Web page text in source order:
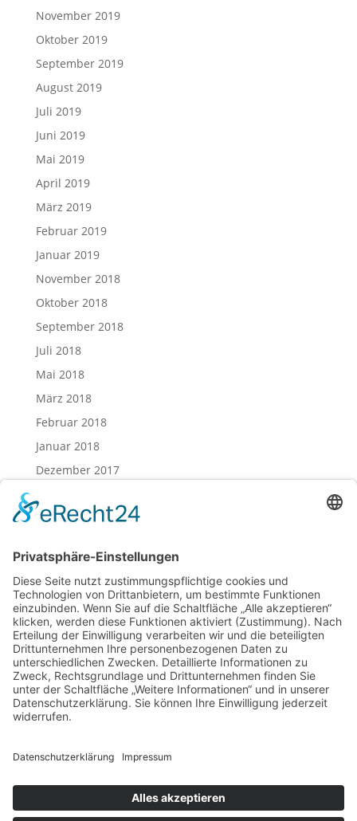
November 2019
Oktober 2019
September 2019
August 2019
Juli 2019
Juni 2019
Mai 2019
April 2019
März 2019
Februar 2019
Januar 2019
November 2018
Oktober 2018
September 2018
Juli 2018
Mai 2018
März 2018
Februar 2018
Januar 2018
Dezember 2017
Oktober 2017
Juli 2017
Juni 2017
Mai 2017
April 2017
März 2017
Februar 2017
Impressum
Förderer / Partner
Anfahrt